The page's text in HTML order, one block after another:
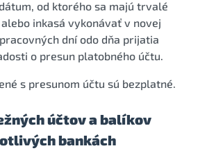
od ktorého sa majú trvalé
inkasá vykonávať v novej
dní odo dňa prijatia
o presun platobného účtu.
s presunom účtu sú bezplatné.
účtov a balíkov
bankách